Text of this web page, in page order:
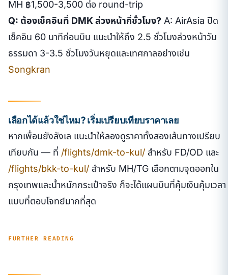
MH ฿1,500-3,500 ต่อ round-trip
Q: ต้องเช็คอินที่ DMK ล่วงหน้ากี่ชั่วโมง? A: AirAsia ปิด
เช็คอิน 60 นาทีก่อนบิน แนะนำให้ถึง 2.5 ชั่วโมงล่วงหน้าวัน
ธรรมดา 3-3.5 ชั่วโมงวันหยุดและเทศกาลอย่างเช่น
Songkran
เลือกได้แล้วใช่ไหม? เริ่มเปรียบเทียบราคาเลย
หากเพื่อนยังลังเล แนะนำให้ลองดูราคาทั้งสองเส้นทางเปรียบ
เทียบกัน — ที่ /flights/dmk-to-kul/ สำหรับ FD/OD และ
/flights/bkk-to-kul/ สำหรับ MH/TG เลือกตามจุดออกใน
กรุงเทพและน้ำหนักกระเป๋าจริง ก็จะได้แผนบินที่คุ้มเงินคุ้มเวลา
แบบที่ตอบโจทย์มากที่สุด
FURTHER READING